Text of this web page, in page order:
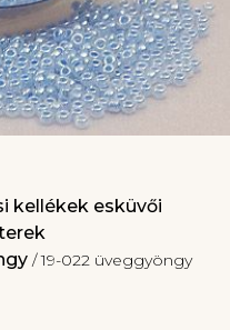
kellékek esküvői
/ 19-022 üveggyöngy